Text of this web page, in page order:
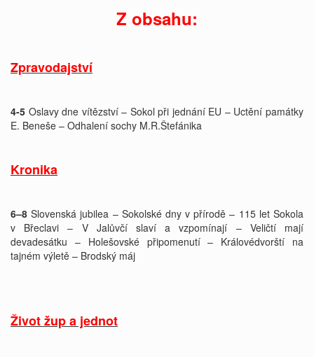
Z obsahu:
Zpravodajství
4-5 Oslavy dne vítězství – Sokol při jednání EU – Uctění památky
E. Beneše – Odhalení sochy M.R.Štefánika
Kronika
6–8 Slovenská jubilea – Sokolské dny v přírodě – 115 let Sokola
v Břeclavi – V Jalůvčí slaví a vzpomínají – Veličtí mají
devadesátku – Holešovské připomenutí – Královédvorští na
tajném výletě – Brodský máj
Život žup a jednot